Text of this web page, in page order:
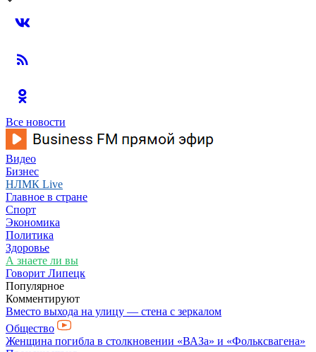
Все новости
Видео
Бизнес
НЛМК Live
Главное в стране
Спорт
Экономика
Политика
Здоровье
А знаете ли вы
Говорит Липецк
Популярное
Комментируют
Вместо выхода на улицу — стена с зеркалом
Общество
Женщина погибла в столкновении «ВАЗа» и «Фольксвагена»